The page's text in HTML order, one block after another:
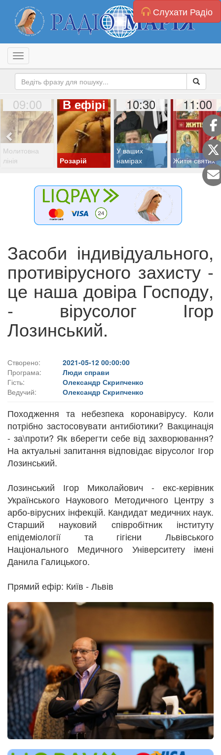
Слухати Радіо
Toggle navigation
09:00
Молитовна
лінія
В ефірі
Розарій
10:30
У ваших
намірах
11:00
Житія святих
Засоби індивідуального,
противірусного захисту -
це наша довіра Господу,
- вірусолог Ігор
Лозинський.
Створено:
2021-05-12 00:00:00
Програма:
Люди справи
Гість:
Олександр Скрипченко
Ведучий:
Олександр Скрипченко
Походження та небезпека коронавірусу. Коли
потрібно застосовувати антибіотики? Вакцинація
- за\проти? Як вберегти себе від захворювання?
На актуальні запитання відповідає вірусолог Ігор
Лозинський.
Лозинський Ігор Миколайович - екс-керівник
Українського Наукового Методичного Центру з
арбо-вірусних інфекцій. Кандидат медичних наук.
Старший науковий співробітник інституту
епідеміології та гігієни Львівського
Національного Медичного Університету імені
Данила Галицького.
Прямий ефір: Київ - Львів